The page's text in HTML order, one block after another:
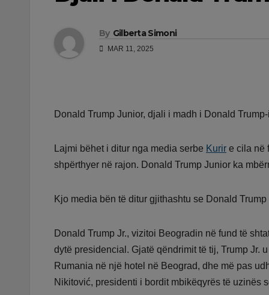
By Gilberta Simoni
MAR 11, 2025
Donald Trump Junior, djali i madh i Donald
Lajmi bëhet i ditur nga media serbe Kurir e cila në
shpërthyer në rajon. Donald Trump Junior ka
Kjo media bën të ditur gjithashtu se Donald
Donald Trump Jr., vizitoi Beogradin në fund të
dytë presidencial. Gjatë qëndrimit të tij, Trump Jr.
Rumania në një hotel në Beograd, dhe më pas
Nikitović, presidenti i bordit mbikëqyrës të uzinës